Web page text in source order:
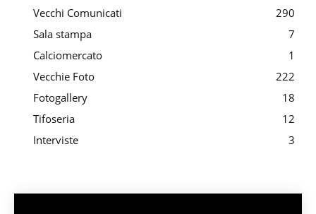
Vecchi Comunicati
290
Sala stampa
7
Calciomercato
1
Vecchie Foto
222
Fotogallery
18
Tifoseria
12
Interviste
3